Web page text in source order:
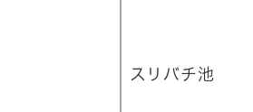
スリバチ池